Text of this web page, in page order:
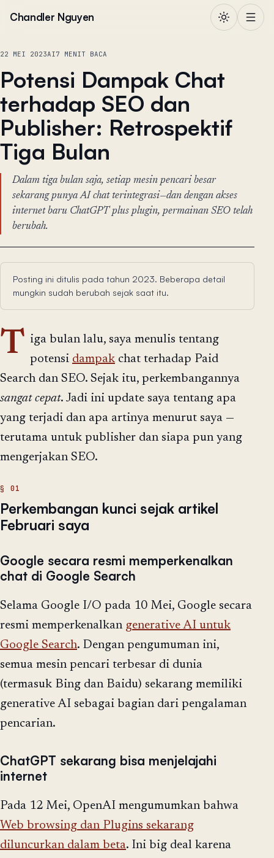
Chandler Nguyen
22 MEI 2023AI7 MENIT BACA
Potensi Dampak Chat
terhadap SEO dan
Publisher: Retrospektif
Tiga Bulan
Dalam tiga bulan saja, setiap mesin pencari besar
sekarang punya AI chat terintegrasi—dan dengan akses
internet baru ChatGPT plus plugin, permainan SEO telah
berubah.
Posting ini ditulis pada tahun 2023. Beberapa detail
mungkin sudah berubah sejak saat itu.
T iga bulan lalu, saya menulis tentang
potensi dampak chat terhadap Paid
Search dan SEO. Sejak itu, perkembangannya
sangat cepat. Jadi ini update saya tentang apa
yang terjadi dan apa artinya menurut saya —
terutama untuk publisher dan siapa pun yang
mengerjakan SEO.
Perkembangan kunci sejak artikel
Februari saya
Google secara resmi memperkenalkan
chat di Google Search
Selama Google I/O pada 10 Mei, Google secara
resmi memperkenalkan generative AI untuk
Google Search. Dengan pengumuman ini,
semua mesin pencari terbesar di dunia
(termasuk Bing dan Baidu) sekarang memiliki
generative AI sebagai bagian dari pengalaman
pencarian.
ChatGPT sekarang bisa menjelajahi
internet
Pada 12 Mei, OpenAI mengumumkan bahwa
Web browsing dan Plugins sekarang
diluncurkan dalam beta. Ini big deal karena